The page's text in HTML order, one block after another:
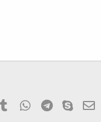
Tumblr WhatsAppTelegram
Skype